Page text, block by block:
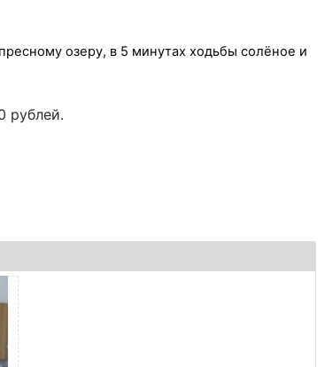
озеру, в 5 минутах ходьбы солёное и
рублей.